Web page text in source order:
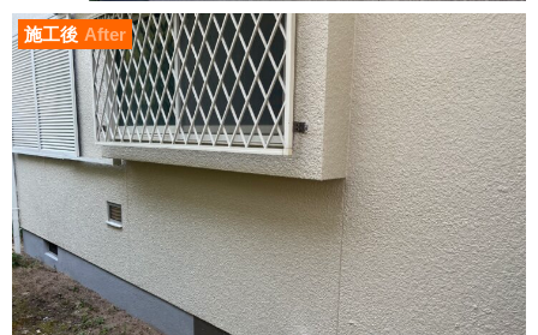
施工後 After